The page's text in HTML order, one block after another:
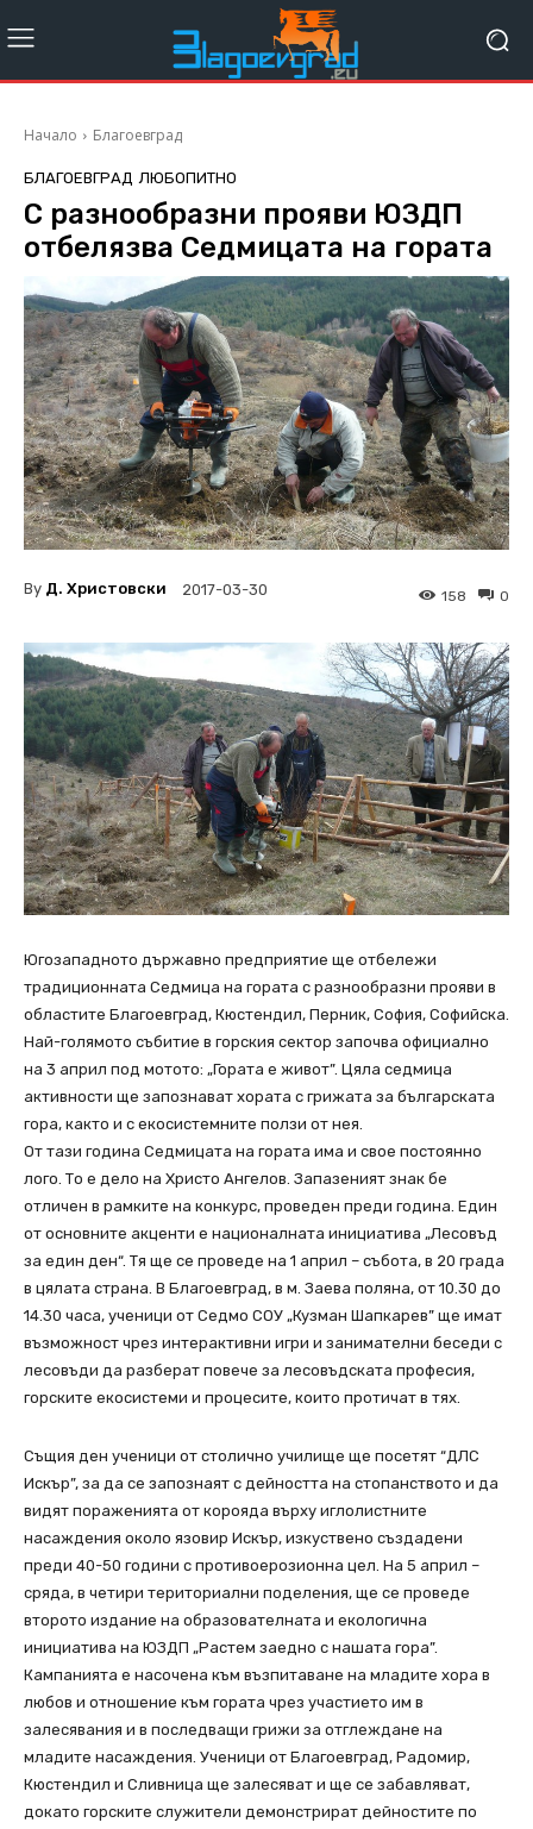
Начало Благоевград
БЛАГОЕВГРАД ЛЮБОПИТНО
С разнообразни прояви ЮЗДП
отбелязва Седмицата на гората
By Д. Христовски 2017-03-30 0
158
Югозападното държавно предприятие ще отбележи
традиционната Седмица на гората с разнообразни прояви в
областите Благоевград, Кюстендил, Перник, София, Софийска.
Най-голямото събитие в горския сектор започва официално
на 3 април под мотото: „Гората е живот”. Цяла седмица
активности ще запознават хората с грижата за българската
гора, както и с екосистемните ползи от нея.
От тази година Седмицата на гората има и свое постоянно
лого. То е дело на Христо Ангелов. Запазеният знак бе
отличен в рамките на конкурс, проведен преди година. Един
от основните акценти е националната инициатива „Лесовъд
за един ден“. Тя ще се проведе на 1 април – събота, в 20 града
в цялата страна. В Благоевград, в м. Заева поляна, от 10.30 до
14.30 часа, ученици от Седмо СОУ „Кузман Шапкарев” ще имат
възможност чрез интерактивни игри и занимателни беседи с
лесовъди да разберат повече за лесовъдската професия,
горските екосистеми и процесите, които протичат в тях.
Същия ден ученици от столично училище ще посетят “ДЛС
Искър”, за да се запознаят с дейността на стопанството и да
видят пораженията от корояда върху иглолистните
насаждения около язовир Искър, изкуствено създадени
преди 40-50 години с противоерозионна цел. На 5 април –
сряда, в четири териториални поделения, ще се проведе
второто издание на образователната и екологична
инициатива на ЮЗДП „Растем заедно с нашата гора”.
Кампанията е насочена към възпитаване на младите хора в
любов и отношение към гората чрез участието им в
залесявания и в последващи грижи за отглеждане на
младите насаждения. Ученици от Благоевград, Радомир,
Кюстендил и Сливница ще залесяват и ще се забавляват,
докато горските служители демонстрират дейностите по